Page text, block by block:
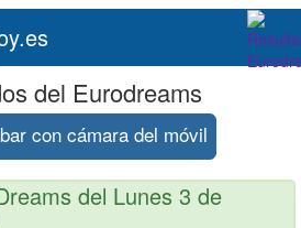
del Eurodreams
con cámara del móvil
del Lunes 3 de